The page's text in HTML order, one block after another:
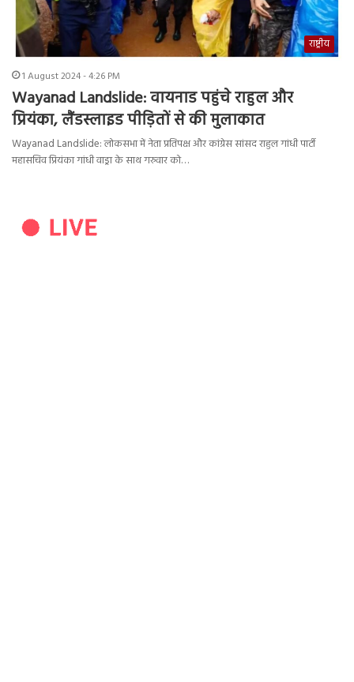
राष्ट्रीय
1 August 2024 - 4:26 PM
Wayanad Landslide: वायनाड पहुंचे राहुल और
प्रियंका, लैंडस्लाइड पीड़ितों से की मुलाकात
Wayanad Landslide: लोकसभा में नेता प्रतिपक्ष और कांग्रेस सांसद राहुल गांधी पार्टी
महासचिव प्रियंका गांधी वाड्रा के साथ गरुवार को…